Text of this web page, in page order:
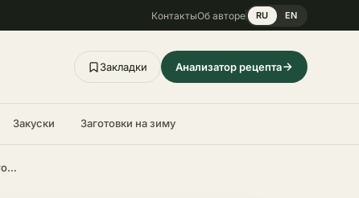
КонтактыОб авторе RU EN
Закладки Анализатор рецепта
Закуски Заготовки на зиму
Скумбрия запечённая в фольге в духовке с лимоном – пошаговый рецепт